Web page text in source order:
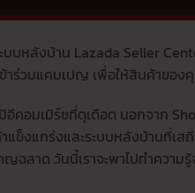
ะบบหลังบ้าน Lazada Seller
ข้าร่วมแคมเปญ เพื่อให้สินค้าขอ
อีคอมเมิร์ซที่ดุเดือด นอกจาก
แข็งแกร่งและระบบหลังบ้านที่เส
ญฉลาด วันนี้เราจะพาไปทำควา